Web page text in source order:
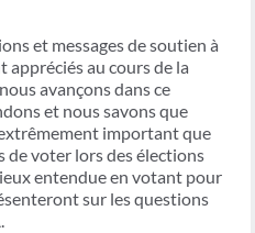
et messages de soutien à
appréciés au cours de la
avançons dans ce
et nous savons que
important que
de voter lors des élections
entendue en votant pour
sur les questions